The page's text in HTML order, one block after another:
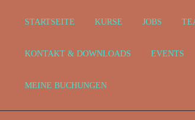
STARTSEITE KURSE JOBS
KONTAKT & DOWNLOADS EVENTS
MEINE BUCHUNGEN